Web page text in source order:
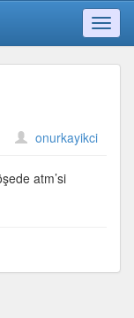
onurkayikci
atm’si